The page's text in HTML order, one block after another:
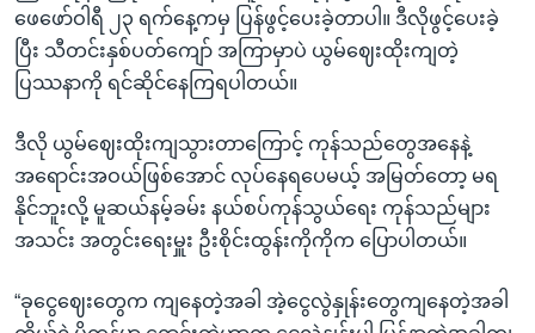
ဖေဖော်ဝါရီ ၂၃ ရက်နေ့ကမှ ပြန်ဖွင့်ပေးခဲ့တာပါ။ ဒီလိုဖွင့်ပေးခဲ့
ပြီး သီတင်းနှစ်ပတ်ကျော် အကြာမှာပဲ ယွမ်ဈေးထိုးကျတဲ့
ပြဿနာကို ရင်ဆိုင်နေကြရပါတယ်။
ဒီလို ယွမ်ဈေးထိုးကျသွားတာကြောင့် ကုန်သည်တွေအနေနဲ့
အရောင်းအဝယ်ဖြစ်အောင် လုပ်နေရပေမယ့် အမြတ်တော့ မရ
နိုင်ဘူးလို့ မူဆယ်နမ့်ခမ်း နယ်စပ်ကုန်သွယ်ရေး ကုန်သည်များ
အသင်း အတွင်းရေးမှူး ဦးစိုင်းထွန်းကိုကိုက ပြောပါတယ်။
“ခုငွေဈေးတွေက ကျနေတဲ့အခါ အဲ့ငွေလွဲနှုန်းတွေကျနေတဲ့အခါ